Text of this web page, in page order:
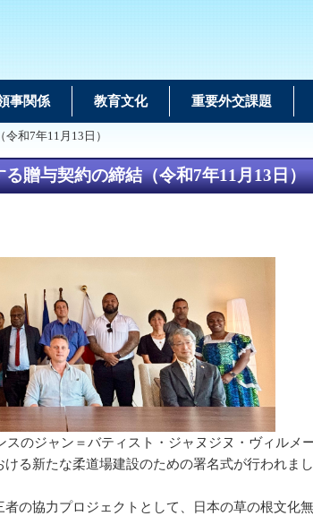
事関係 教育文化 重要外交課題
和7年11月13日）
贈与契約の締結（令和7年11月13日）
のジャン＝バティスト・ジャヌジヌ・ヴィルメ
る新たな柔道場建設のための署名式が行われまし
の協力プロジェクトとして、日本の草の根文化